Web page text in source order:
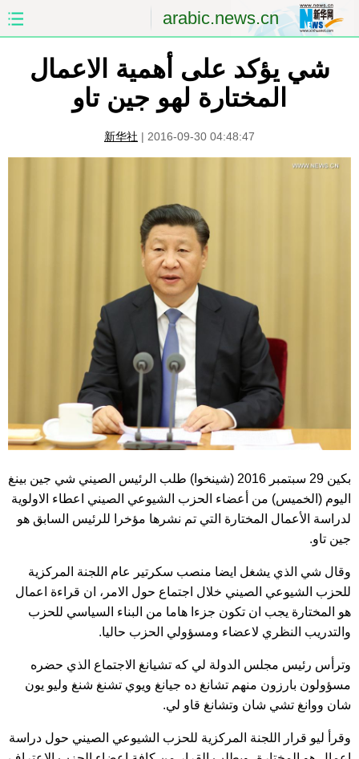
arabic.news.cn
الصين الصفحة الأولى
الشرق الأوسط العالم
الاقتصاد
مؤتمر صحفى للخارجية
شي يؤكد على أهمية الاعمال
المختارة لهو جين تاو
新华社 | 2016-09-30 04:48:47
بكين 29 سبتمبر 2016 (شينخوا) طلب الرئيس الصيني شي جين بينغ
اليوم (الخميس) من أعضاء الحزب الشيوعي الصيني اعطاء الاولوية
لدراسة الأعمال المختارة التي تم نشرها مؤخرا للرئيس السابق هو
جين تاو.
وقال شي الذي يشغل ايضا منصب سكرتير عام اللجنة المركزية
للحزب الشيوعي الصيني خلال اجتماع حول الامر، ان قراءة اعمال
هو المختارة يجب ان تكون جزءا هاما من البناء السياسي للحزب
والتدريب النظري لاعضاء ومسؤولي الحزب حاليا.
وترأس رئيس مجلس الدولة لي كه تشيانغ الاجتماع الذي حضره
مسؤولون بارزون منهم تشانغ ده جيانغ ويوي تشنغ شنغ وليو يون
شان ووانغ تشي شان وتشانغ قاو لي.
وقرأ ليو قرار اللجنة المركزية للحزب الشيوعي الصيني حول دراسة